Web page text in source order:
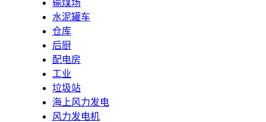
输煤场
水泥罐车
仓库
后厨
配电房
工业
垃圾站
海上风力发电
风力发电机